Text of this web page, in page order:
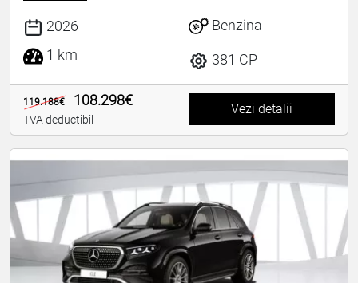
2026
1 km
Benzina
381 CP
119.188€ 108.298€
TVA deductibil
Vezi detalii